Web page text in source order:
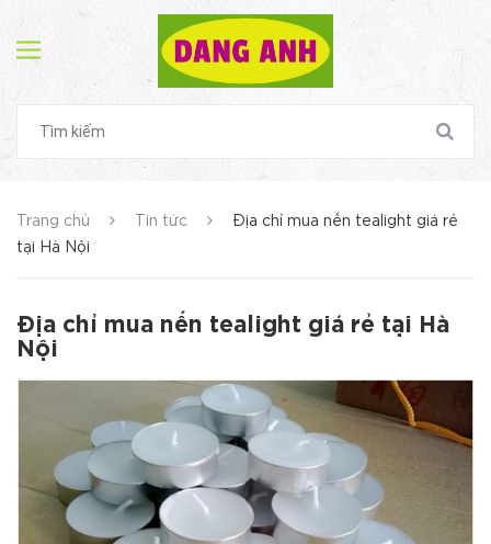
Trang chủ Tin tức
Địa chỉ mua nến tealight giá rẻ
tại Hà Nội
Địa chỉ mua nến tealight giá rẻ tại Hà
Nội